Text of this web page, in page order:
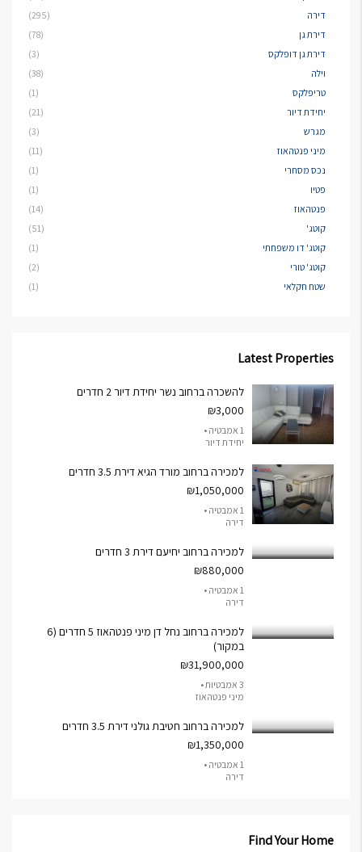
דירה
(295)
דירת גן
(78)
דירת גן דופלקס
(3)
וילה
(38)
טריפלקס
(1)
יחידת דיור
(21)
מגרש
(3)
מיני פנטהאוז
(11)
נכס מסחרי
(1)
פטיו
(1)
פנטהאוז
(14)
קוטג'
(51)
קוטג' דו משפחתי
(1)
קוטג' טורי
(2)
שטח חקלאי
(1)
Latest Properties
להשכרה ברחוב נשר יחידת דיור 2 חדרים
₪3,000
1 אמבטיה •
יחידת דיור
למכירה ברחוב מורד הגיא דירת 3.5 חדרים
₪1,050,000
1 אמבטיה •
דירה
למכירה ברחוב יחיעם דירת 3 חדרים
₪880,000
1 אמבטיה •
דירה
למכירה ברחוב נחל דן מיני פנטהאוז 5 חדרים (6
במקור)
₪31,900,000
3 אמבטיות •
מיני פנטהאוז
למכירה ברחוב חטיבת גולני דירת 3.5 חדרים
₪1,350,000
1 אמבטיה •
דירה
Find Your Home